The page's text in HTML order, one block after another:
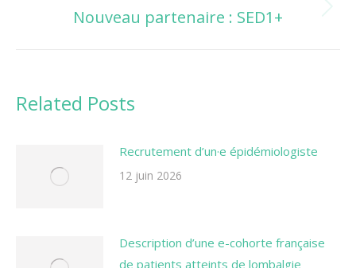
Onglet
Nouveau partenaire : SED1+
Related Posts
Recrutement d’un·e épidémiologiste
12 juin 2026
Description d’une e-cohorte française
de patients atteints de lombalgie